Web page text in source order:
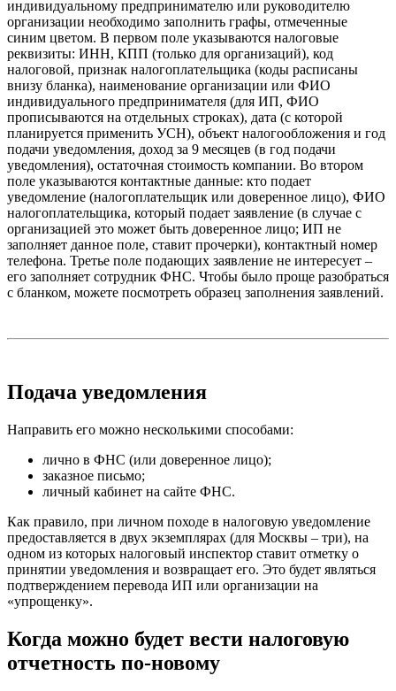
индивидуальному предпринимателю или руководителю
организации необходимо заполнить графы, отмеченные
синим цветом. В первом поле указываются налоговые
реквизиты: ИНН, КПП (только для организаций), код
налоговой, признак налогоплательщика (коды расписаны
внизу бланка), наименование организации или ФИО
индивидуального предпринимателя (для ИП, ФИО
прописываются на отдельных строках), дата (с которой
планируется применить УСН), объект налогообложения и год
подачи уведомления, доход за 9 месяцев (в год подачи
уведомления), остаточная стоимость компании. Во втором
поле указываются контактные данные: кто подает
уведомление (налогоплательщик или доверенное лицо), ФИО
налогоплательщика, который подает заявление (в случае с
организацией это может быть доверенное лицо; ИП не
заполняет данное поле, ставит прочерки), контактный номер
телефона. Третье поле подающих заявление не интересует –
его заполняет сотрудник ФНС. Чтобы было проще разобраться
с бланком, можете посмотреть образец заполнения заявлений.
Подача уведомления
Направить его можно несколькими способами:
лично в ФНС (или доверенное лицо);
заказное письмо;
личный кабинет на сайте ФНС.
Как правило, при личном походе в налоговую уведомление
предоставляется в двух экземплярах (для Москвы – три), на
одном из которых налоговый инспектор ставит отметку о
принятии уведомления и возвращает его. Это будет являться
подтверждением перевода ИП или организации на
«упрощенку».
Когда можно будет вести налоговую
отчетность по-новому